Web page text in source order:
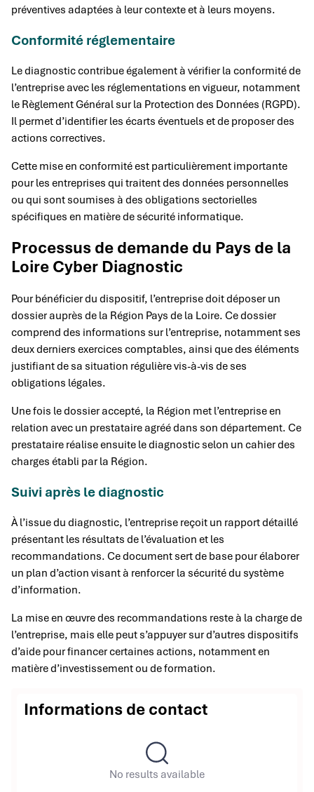
préventives adaptées à leur contexte et à leurs moyens.
Conformité réglementaire
Le diagnostic contribue également à vérifier la conformité de
l’entreprise avec les réglementations en vigueur, notamment
le Règlement Général sur la Protection des Données (RGPD).
Il permet d’identifier les écarts éventuels et de proposer des
actions correctives.
Cette mise en conformité est particulièrement importante
pour les entreprises qui traitent des données personnelles
ou qui sont soumises à des obligations sectorielles
spécifiques en matière de sécurité informatique.
Processus de demande du Pays de la
Loire Cyber Diagnostic
Pour bénéficier du dispositif, l’entreprise doit déposer un
dossier auprès de la Région Pays de la Loire. Ce dossier
comprend des informations sur l’entreprise, notamment ses
deux derniers exercices comptables, ainsi que des éléments
justifiant de sa situation régulière vis-à-vis de ses
obligations légales.
Une fois le dossier accepté, la Région met l’entreprise en
relation avec un prestataire agréé dans son département. Ce
prestataire réalise ensuite le diagnostic selon un cahier des
charges établi par la Région.
Suivi après le diagnostic
À l’issue du diagnostic, l’entreprise reçoit un rapport détaillé
présentant les résultats de l’évaluation et les
recommandations. Ce document sert de base pour élaborer
un plan d’action visant à renforcer la sécurité du système
d’information.
La mise en œuvre des recommandations reste à la charge de
l’entreprise, mais elle peut s’appuyer sur d’autres dispositifs
d’aide pour financer certaines actions, notamment en
matière d’investissement ou de formation.
Informations de contact
No results available